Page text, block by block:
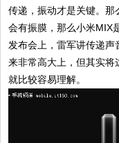
传递，振动才是关键。那
会有振膜，那么小米MIX
发布会上，雷军讲传递声
来非常高大上，但其实将
就比较容易理解。